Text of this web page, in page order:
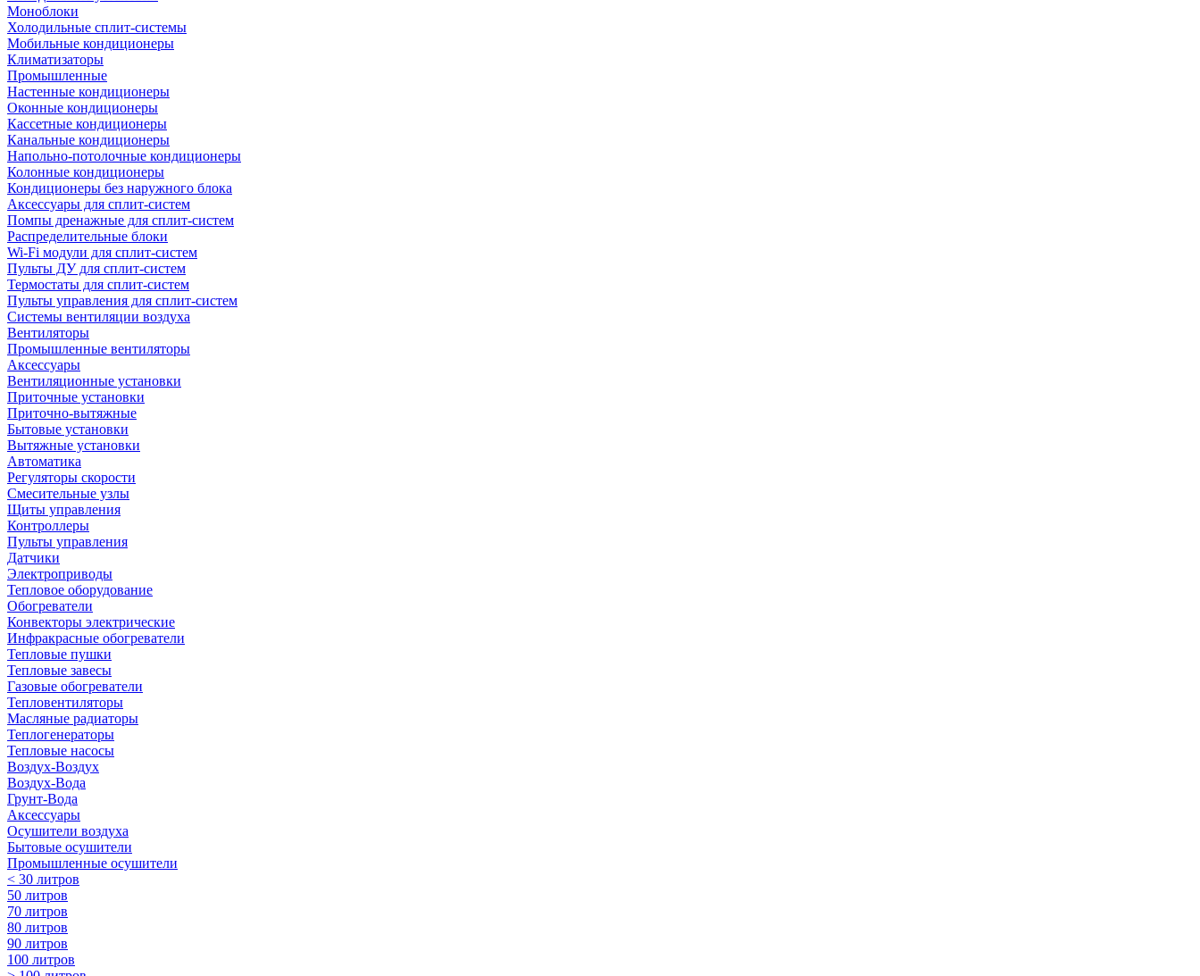
Моноблоки
Холодильные сплит-системы
Мобильные кондиционеры
Климатизаторы
Промышленные
Настенные кондиционеры
Оконные кондиционеры
Кассетные кондиционеры
Канальные кондиционеры
Напольно-потолочные кондиционеры
Колонные кондиционеры
Кондиционеры без наружного блока
Аксессуары для сплит-систем
Помпы дренажные для сплит-систем
Распределительные блоки
Wi-Fi модули для сплит-систем
Пульты ДУ для сплит-систем
Термостаты для сплит-систем
Пульты управления для сплит-систем
Системы вентиляции воздуха
Вентиляторы
Промышленные вентиляторы
Аксессуары
Вентиляционные установки
Приточные установки
Приточно-вытяжные
Бытовые установки
Вытяжные установки
Автоматика
Регуляторы скорости
Смесительные узлы
Щиты управления
Контроллеры
Пульты управления
Датчики
Электроприводы
Тепловое оборудование
Обогреватели
Конвекторы электрические
Инфракрасные обогреватели
Тепловые пушки
Тепловые завесы
Газовые обогреватели
Тепловентиляторы
Масляные радиаторы
Теплогенераторы
Тепловые насосы
Воздух-Воздух
Воздух-Вода
Грунт-Вода
Аксессуары
Осушители воздуха
Бытовые осушители
Промышленные осушители
< 30 литров
50 литров
70 литров
80 литров
90 литров
100 литров